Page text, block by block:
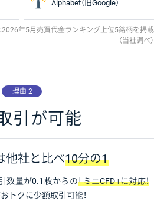
Alphabet（旧Google）
2026年5月売買代金ランキング上位5銘柄を掲載
（当社調べ）
理由 2
引が可能
他社と比べ10分の1
数量が0.1枚からの「ミニCFD」に対応！
トクに少額取引可能！